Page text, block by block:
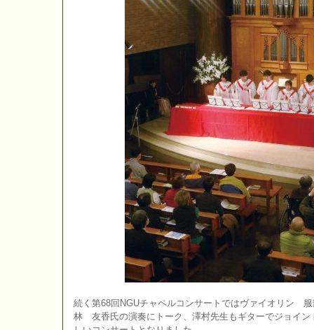
続く第68回NGUチャペルコンサートではヴァイオリン
林 友香氏の演奏にトーク、澤村先生もギターでジョイン